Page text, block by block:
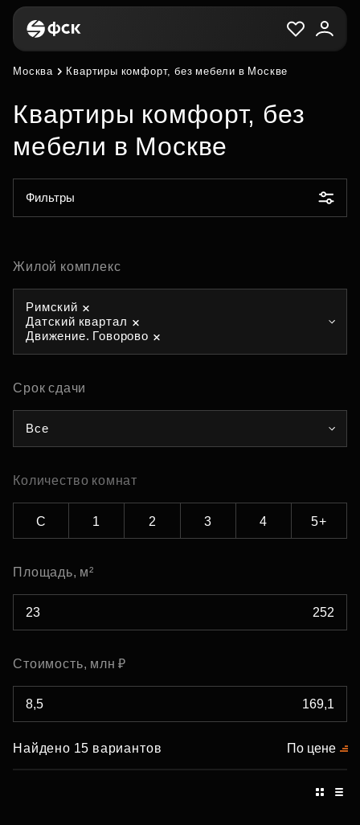
Москва Квартиры комфорт, без мебели в Москве
Квартиры комфорт, без
мебели в Москве
Фильтры
Жилой комплекс
Римский
Датский квартал
Движение. Говорово
Срок сдачи
Все
Количество комнат
С 1 2 3 4 5+
Площадь, м²
Стоимость, млн ₽
Найдено 15 вариантов По цене